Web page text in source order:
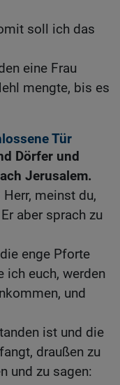
soll ich das
eine Frau
mengte, bis es
Tür
Dörfer und
Jerusalem.
meinst du,
aber sprach zu
enge Pforte
ich euch, werden
und
ist und die
draußen zu
und zu sagen: